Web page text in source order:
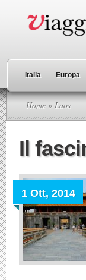
Italia Europa
Home » Laos
Il
1 Ott, 2014